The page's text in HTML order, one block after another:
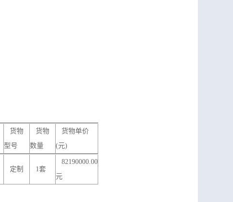
货物
型号
货物
数量
货物单价
(元)
定制 1套
82190000.00
元